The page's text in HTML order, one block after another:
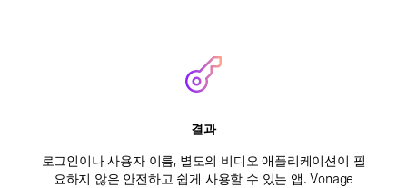
결과
로그인이나 사용자 이름, 별도의 비디오 애플리케이션이 필
요하지 않은 안전하고 쉽게 사용할 수 있는 앱. Vonage